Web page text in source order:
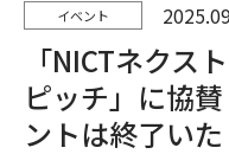
イベント
「NICTネクス
ピッチ」に協
ントは終了いた